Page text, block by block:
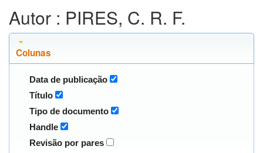
Autor : PIRES, C. R. F.
Colunas
Data de publicação
Título
Tipo de documento
Handle
Revisão por pares